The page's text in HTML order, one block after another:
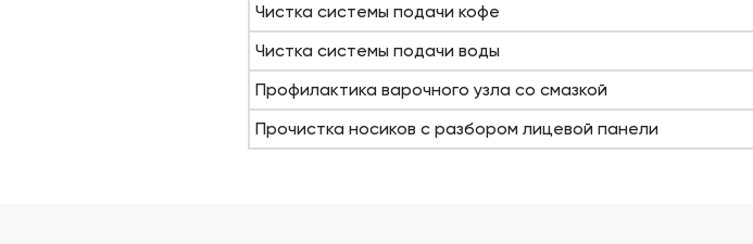
Чистка системы подачи кофе
Чистка системы подачи воды
Профилактика варочного узла со смазкой
Прочистка носиков с разбором лицевой панели